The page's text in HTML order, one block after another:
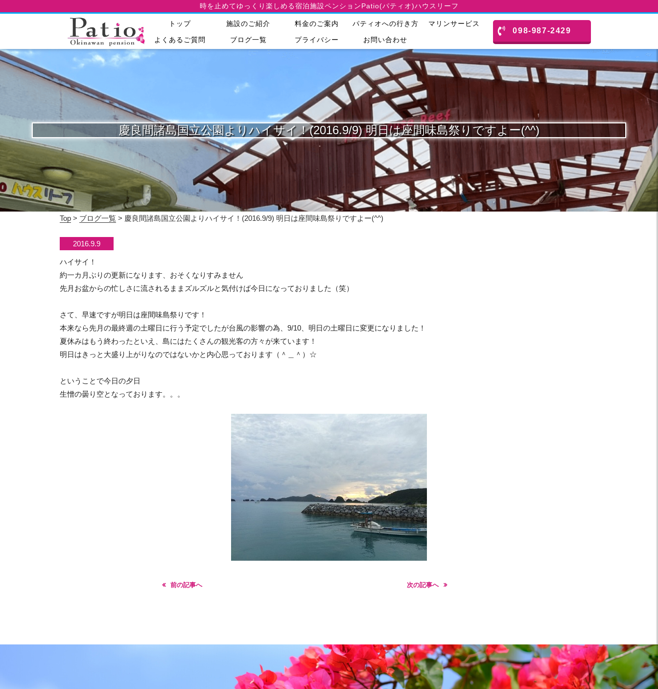
時を止めてゆっくり楽しめる宿泊施設ペンションPatio(パティオ)ハウスリーフ
トップ 施設のご紹介 料金のご案内 パティオへの行き方 マリンサービス
よくあるご質問 ブログ一覧 プライバシー お問い合わせ
098-987-2429
慶良間諸島国立公園よりハイサイ！(2016.9/9) 明日は座間味島祭りですよー(^^)
Top > ブログ一覧 > 慶良間諸島国立公園よりハイサイ！(2016.9/9) 明日は座間味島祭りですよー(^^)
2016.9.9
ハイサイ！
約一カ月ぶりの更新になります、おそくなりすみません
先月お盆からの忙しさに流されるままズルズルと気付けば今日になっておりました（笑）
さて、早速ですが明日は座間味島祭りです！
本来なら先月の最終週の土曜日に行う予定でしたが台風の影響の為、9/10、明日の土曜日に変更になりました！
夏休みはもう終わったといえ、島にはたくさんの観光客の方々が来ています！
明日はきっと大盛り上がりなのではないかと内心思っております（＾＿＾）☆
ということで今日の夕日
生憎の曇り空となっております。。。
前の記事へ 次の記事へ